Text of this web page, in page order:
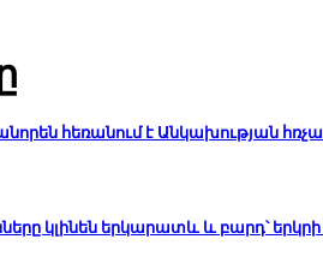
հեռանում է Անկախության
կլինեն երկարատև և բարդ՝